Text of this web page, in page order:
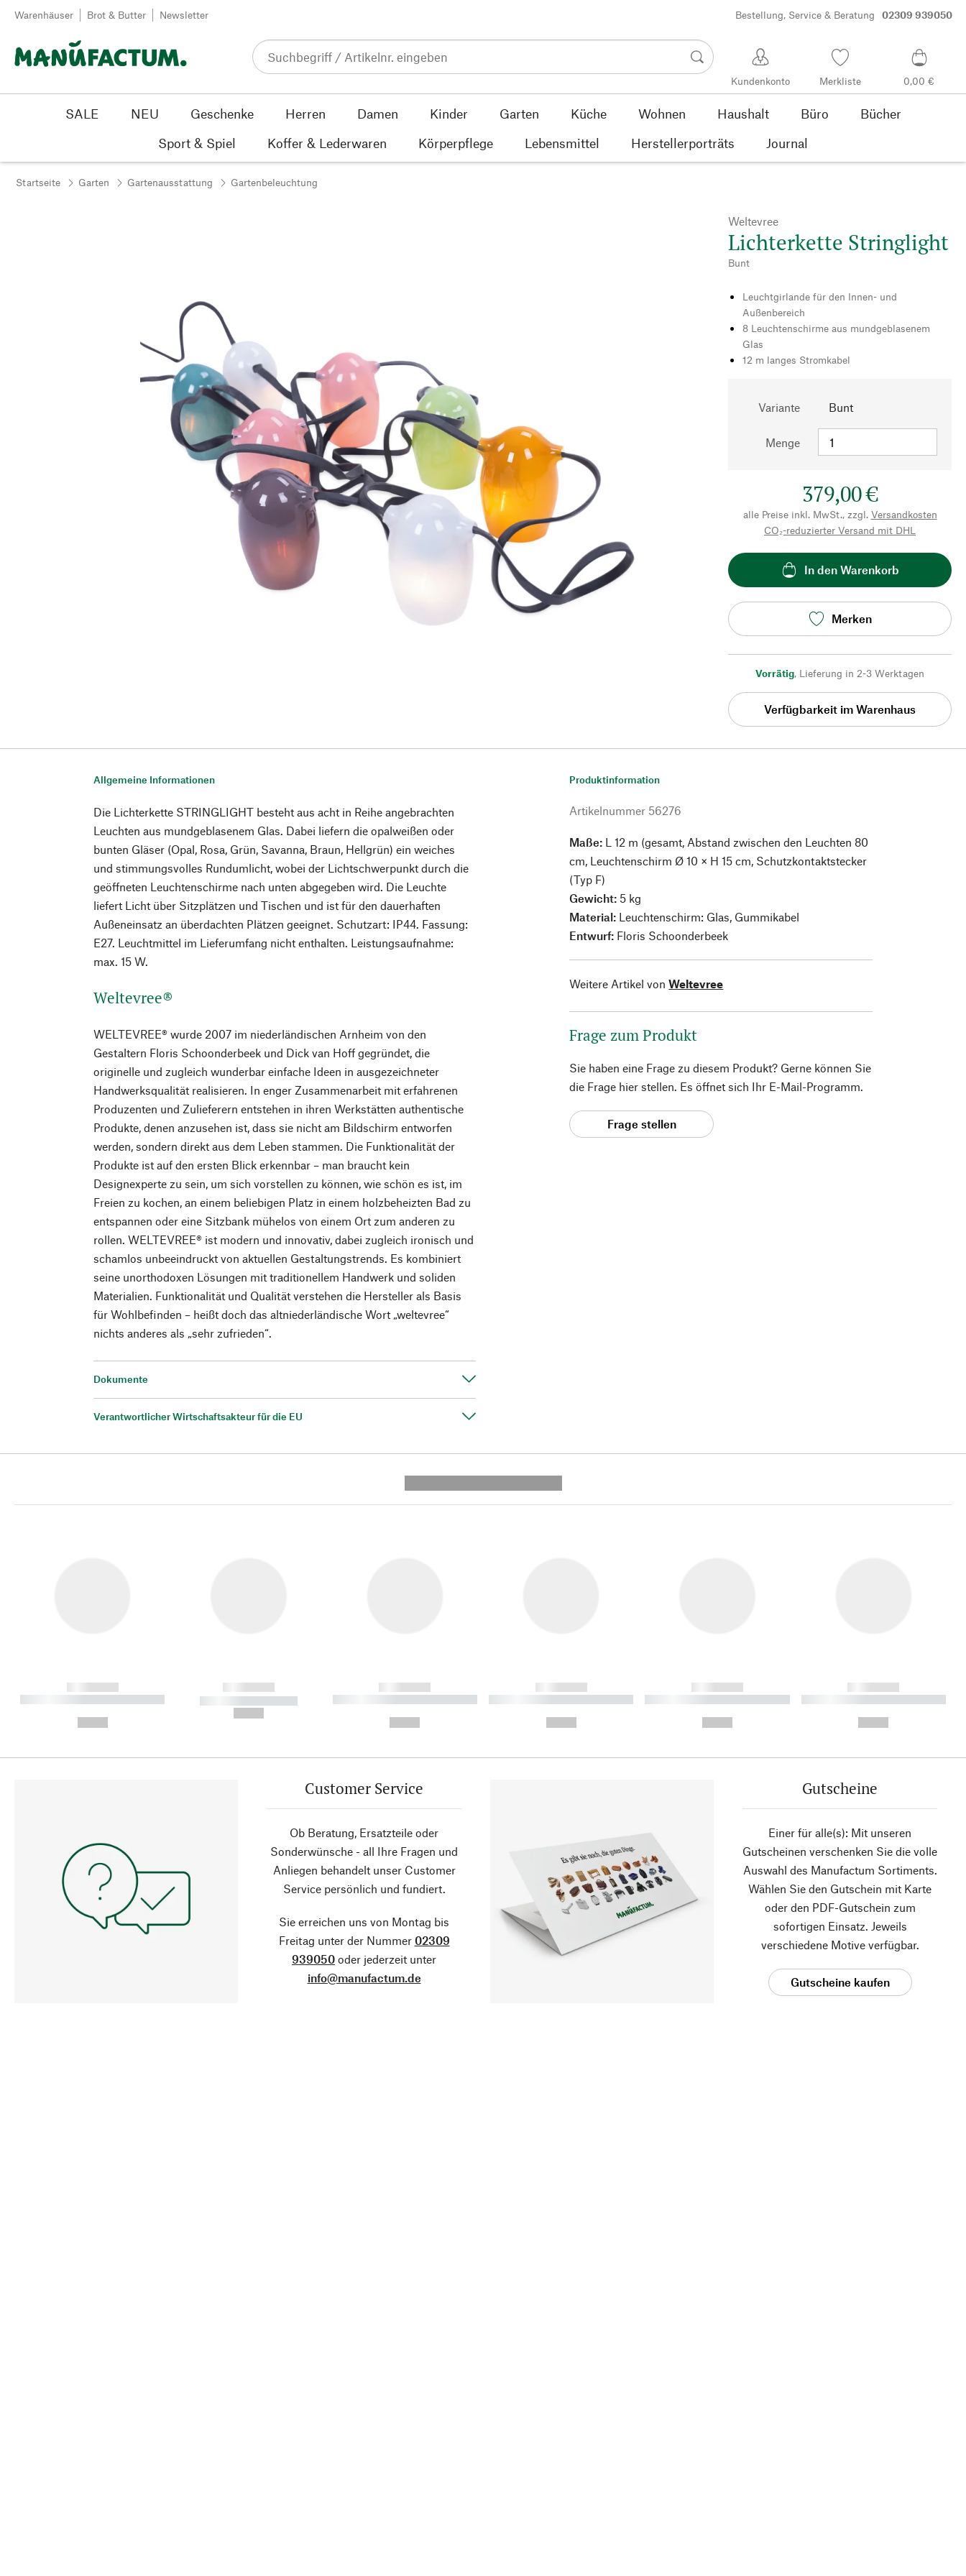
Zum Inhalt springen
Warenhäuser Brot & Butter Newsletter Bestellung, Service & Beratung 02309 939050
Kundenkonto Merkliste 0,00 €
SALE NEU Geschenke Herren Damen Kinder Garten Küche Wohnen Haushalt Büro
Bücher
Sport & Spiel
Koffer & Lederwaren Körperpflege Lebensmittel Herstellerporträts Journal
Startseite Garten Gartenausstattung Gartenbeleuchtung
Weltevree
Lichterkette Stringlight
Bunt
Leuchtgirlande für den Innen- und
Außenbereich
8 Leuchtenschirme aus mundgeblasenem
Glas
12 m langes Stromkabel
Variante Bunt
Menge
379,00 €
alle Preise inkl. MwSt., zzgl. Versandkosten
CO₂-reduzierter Versand mit DHL
In den Warenkorb
Merken
Vorrätig, Lieferung in 2-3 Werktagen
Verfügbarkeit im Warenhaus
Allgemeine Informationen
Die Lichterkette STRINGLIGHT besteht aus acht in Reihe angebrachten
Leuchten aus mundgeblasenem Glas. Dabei liefern die opalweißen oder
bunten Gläser (Opal, Rosa, Grün, Savanna, Braun, Hellgrün) ein weiches
und stimmungsvolles Rundumlicht, wobei der Lichtschwerpunkt durch die
geöffneten Leuchtenschirme nach unten abgegeben wird. Die Leuchte
liefert Licht über Sitzplätzen und Tischen und ist für den dauerhaften
Außeneinsatz an überdachten Plätzen geeignet. Schutzart: IP44. Fassung:
E27. Leuchtmittel im Lieferumfang nicht enthalten. Leistungsaufnahme:
max. 15 W.
Weltevree®
WELTEVREE® wurde 2007 im niederländischen Arnheim von den
Gestaltern Floris Schoonderbeek und Dick van Hoff gegründet, die
originelle und zugleich wunderbar einfache Ideen in ausgezeichneter
Handwerksqualität realisieren. In enger Zusammenarbeit mit erfahrenen
Produzenten und Zulieferern entstehen in ihren Werkstätten authentische
Produkte, denen anzusehen ist, dass sie nicht am Bildschirm entworfen
werden, sondern direkt aus dem Leben stammen. Die Funktionalität der
Produkte ist auf den ersten Blick erkennbar – man braucht kein
Designexperte zu sein, um sich vorstellen zu können, wie schön es ist, im
Freien zu kochen, an einem beliebigen Platz in einem holzbeheizten Bad zu
entspannen oder eine Sitzbank mühelos von einem Ort zum anderen zu
rollen. WELTEVREE® ist modern und innovativ, dabei zugleich ironisch und
schamlos unbeeindruckt von aktuellen Gestaltungstrends. Es kombiniert
seine unorthodoxen Lösungen mit traditionellem Handwerk und soliden
Materialien. Funktionalität und Qualität verstehen die Hersteller als Basis
für Wohlbefinden – heißt doch das altniederländische Wort „weltevree“
nichts anderes als „sehr zufrieden“.
Dokumente
Verantwortlicher Wirtschaftsakteur für die EU
Produktinformation
Artikelnummer 56276
Maße: L 12 m (gesamt, Abstand zwischen den Leuchten 80
cm, Leuchtenschirm Ø 10 × H 15 cm, Schutzkontaktstecker
(Typ F)
Gewicht: 5 kg
Material: Leuchtenschirm: Glas, Gummikabel
Entwurf: Floris Schoonderbeek
Weitere Artikel von Weltevree
Frage zum Produkt
Sie haben eine Frage zu diesem Produkt? Gerne können Sie
die Frage hier stellen. Es öffnet sich Ihr E-Mail-Programm.
Frage stellen
------------
----------- ----------- ----------
------------
----------- -----------
------------
----------- ----------- ----------
------------
----------- ----------- ----------
------------
----------- ----------- ----------
------------
----------- ----------- ----------
Customer Service
Ob Beratung, Ersatzteile oder
Sonderwünsche - all Ihre Fragen und
Anliegen behandelt unser Customer
Service persönlich und fundiert.
Sie erreichen uns von Montag bis
Freitag unter der Nummer 02309
939050 oder jederzeit unter
info@manufactum.de
Gutscheine
Einer für alle(s): Mit unseren
Gutscheinen verschenken Sie die volle
Auswahl des Manufactum Sortiments.
Wählen Sie den Gutschein mit Karte
oder den PDF-Gutschein zum
sofortigen Einsatz. Jeweils
verschiedene Motive verfügbar.
Gutscheine kaufen